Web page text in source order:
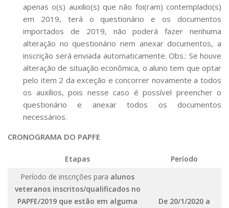
Ouvidoria do Campus
Urgências
apenas o(s) auxilio(s) que não foi(ram) contemplado(s)
em 2019, terá o questionário e os documentos
importados de 2019, não poderá fazer nenhuma
alteração no questionário nem anexar documentos, a
inscrição será enviada automaticamente. Obs.: Se houve
alteração de situação econômica, o aluno tem que optar
pelo item 2 da exceção e concorrer novamente a todos
os auxílios, pois nesse caso é possível preencher o
questionário e anexar todos os documentos
necessários.
CRONOGRAMA DO PAPFE
Etapas
Período
Período de inscrições para alunos
veteranos inscritos/qualificados no
PAPFE/2019 que estão em alguma
De 20/1/2020 a